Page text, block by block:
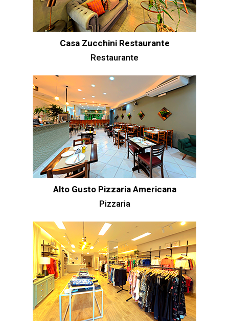
Casa Zucchini Restaurante
Restaurante
Alto Gusto Pizzaria Americana
Pizzaria